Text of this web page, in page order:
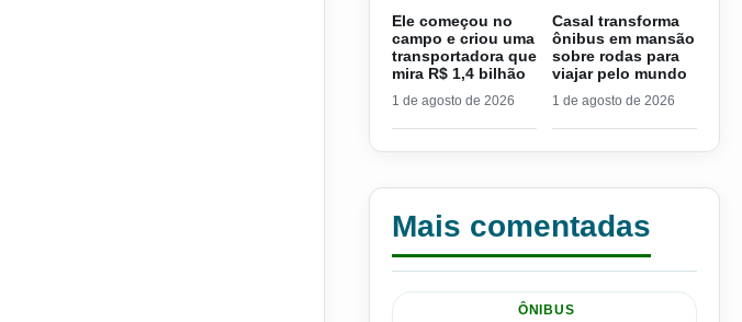
Ele começou no
campo e criou uma
transportadora que
mira R$ 1,4 bilhão
1 de agosto de 2026
Casal transforma
ônibus em mansão
sobre rodas para
viajar pelo mundo
1 de agosto de 2026
Mais comentadas
ÔNIBUS